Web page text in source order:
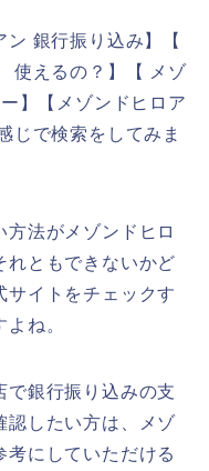
ン 銀行振り込み】【
使えるの？】【 メゾ
】【メゾンドヒロア
で検索をしてみま
法がメゾンドヒロ
れともできないかど
サイトをチェックす
ね。
で銀行振り込みの支
認したい方は、メゾ
考にしていただける